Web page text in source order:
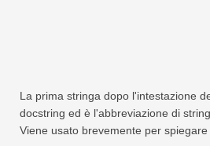
La prima stringa dopo l'intestazione
docstring ed è l'abbreviazione di
Viene usato brevemente per spiegare